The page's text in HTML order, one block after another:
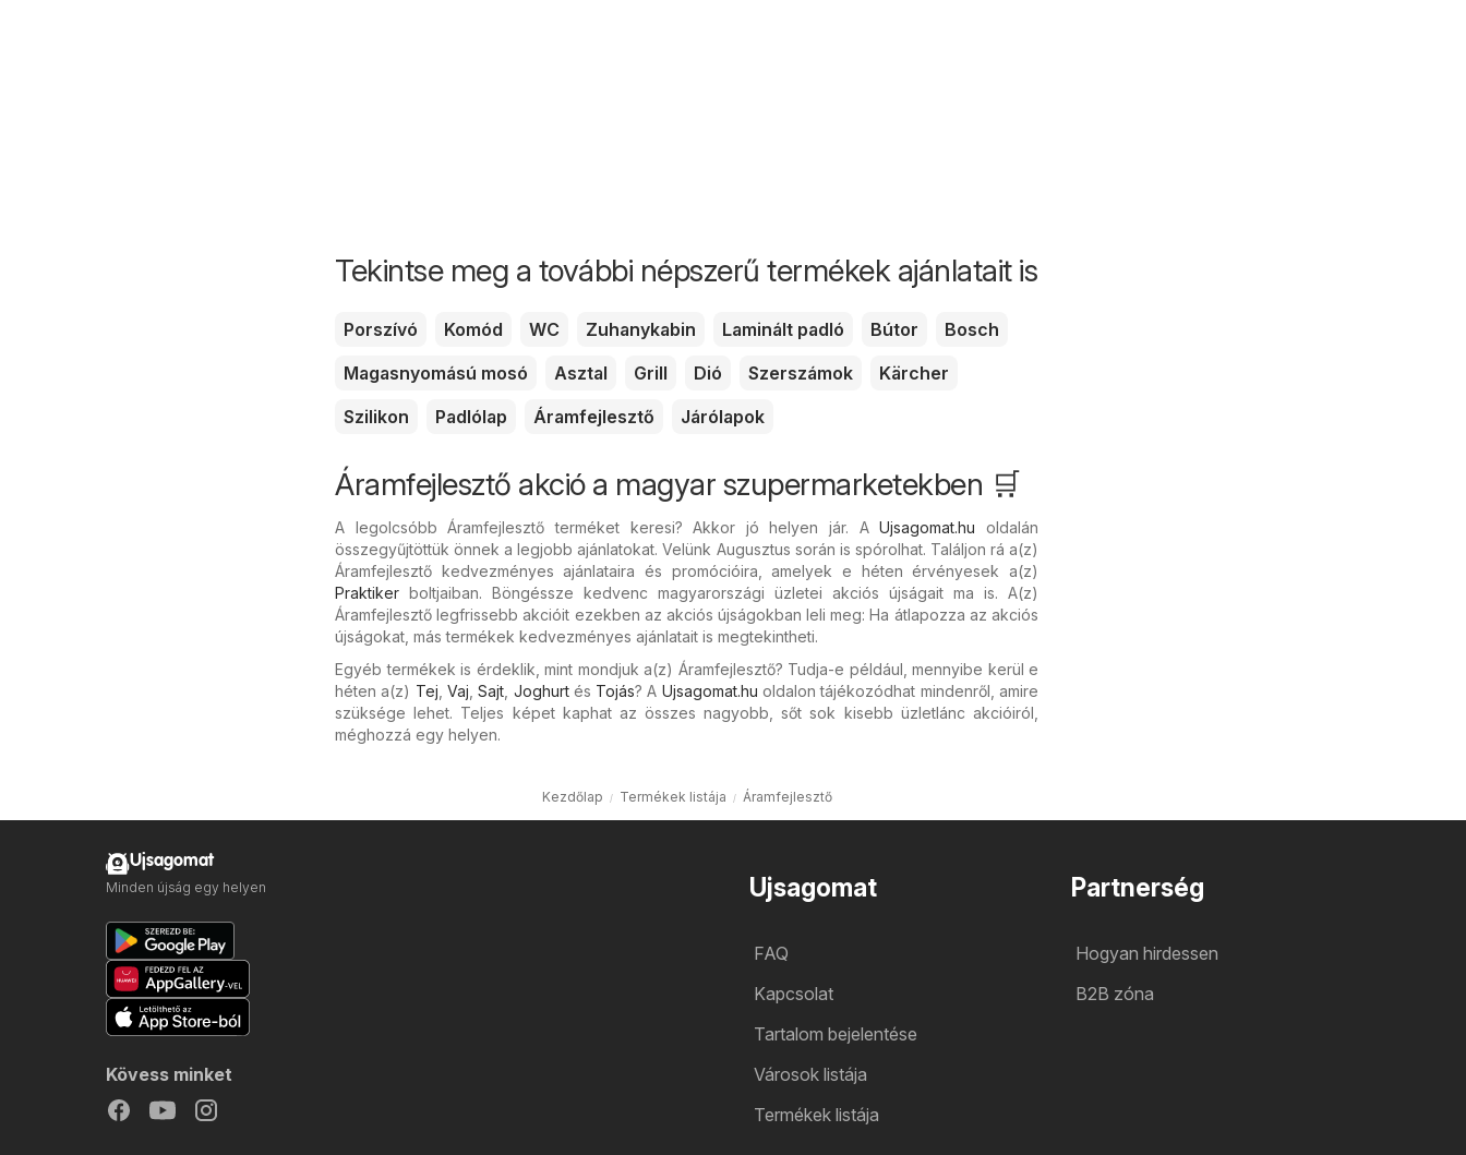
Tekintse meg a további népszerű termékek ajánlatait is
Porszívó Komód WC Zuhanykabin Laminált padló Bútor
Bosch
Magasnyomású mosó
Asztal Grill Dió Szerszámok
Kärcher
Szilikon
Padlólap Áramfejlesztő Járólapok
Áramfejlesztő akció a magyar szupermarketekben 🛒
A legolcsóbb Áramfejlesztő terméket keresi? Akkor jó helyen jár. AUjsagomat.hu oldalán
összegyűjtöttük önnek a legjobb ajánlatokat. Velünk Augusztus során is spórolhat. Találjon rá a(z)
Áramfejlesztő kedvezményes ajánlataira és promócióira, amelyek e héten érvényesek a(z)
Praktiker boltjaiban. Böngéssze kedvenc magyarországi üzletei akciós újságait ma is. A(z)
Áramfejlesztő legfrissebb akcióit ezekben az akciós újságokban leli meg: Ha átlapozza az akciós
újságokat, más termékek kedvezményes ajánlatait is megtekintheti.
Egyéb termékek is érdeklik, mint mondjuk a(z) Áramfejlesztő? Tudja-e például, mennyibe kerül e
héten a(z) Tej Vaj ,Sajt Joghurtés Tojás? A Ujsagomat.hu oldalon tájékozódhat mindenről, amire
szüksége lehet. Teljes képet kaphat az összes nagyobb, sőt sok kisebb üzletlánc akcióiról,
méghozzá egy helyen.
Kezdőlap Termékek listája Áramfejlesztő
Ujsagomat
FAQ
Kapcsolat
Tartalom bejelentése
Városok listája
Termékek listája
Partnerség
Hogyan hirdessen
B2B zóna
Ujsagomat
Minden újság egy helyen
Kövess minket